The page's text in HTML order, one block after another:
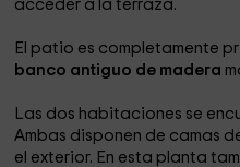
acceder a la terraza.
El patio es completamente
banco antiguo de madera
Las dos habitaciones se
Ambas disponen de camas
el exterior. En esta planta